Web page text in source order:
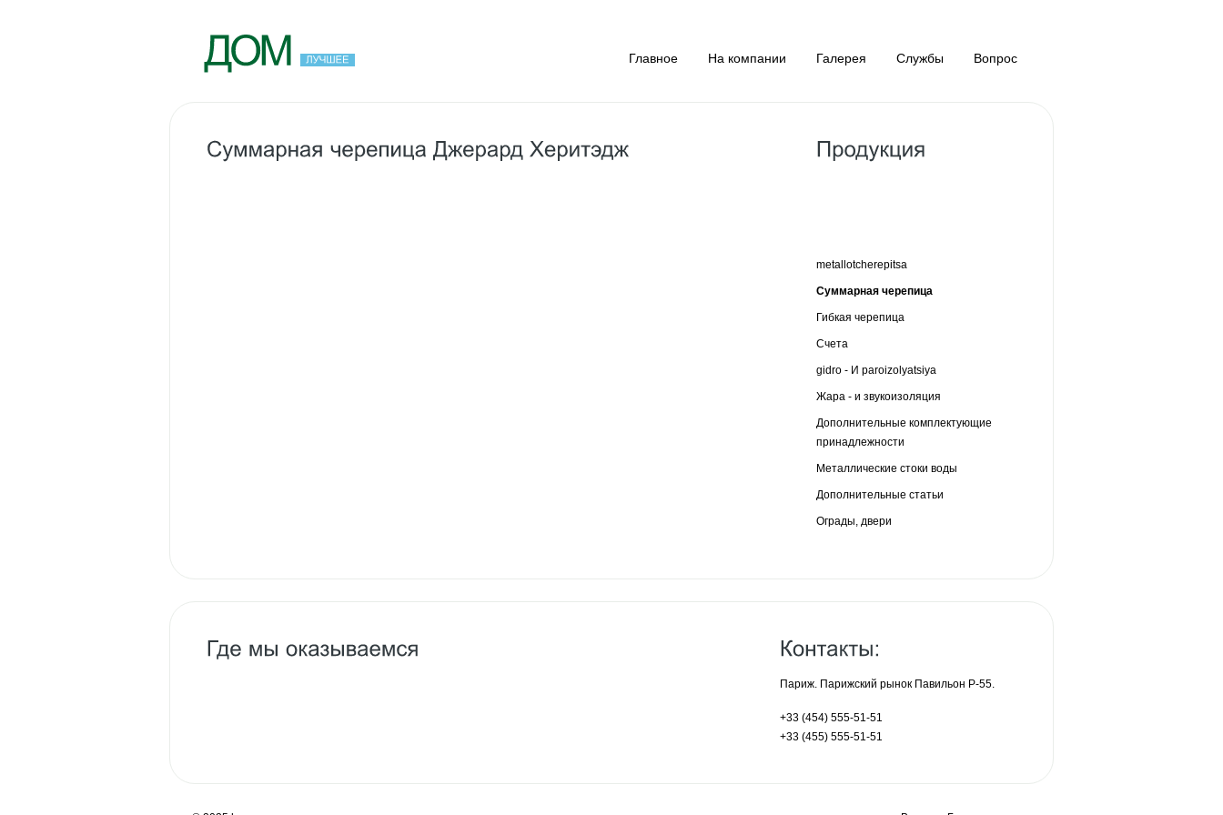
Главное На компании Галерея Службы Вопрос
metallotcherepitsa
Суммарная черепица
Гибкая черепица
Счета
gidro - И paroizolyatsiya
Жара - и звукоизоляция
Дополнительные комплектующие
принадлежности
Металлические стоки воды
Дополнительные статьи
Ограды, двери
Париж. Парижский рынок Павильон P-55.
+33 (454) 555-51-51
+33 (455) 555-51-51